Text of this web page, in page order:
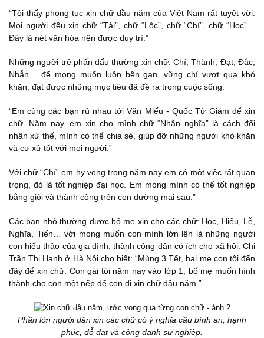
“Tôi thấy phong tục xin chữ đầu năm của Việt Nam rất tuyệt vời.
Mọi người đều xin chữ “Tài”, chữ “Lộc”, chữ “Chí”, chữ “Học”…
Đây là nét văn hóa nên được duy trì.”
Những người trẻ phấn đấu thường xin chữ: Chí, Thành, Đạt, Đắc,
Nhẫn… để mong muốn luôn bền gan, vững chí vượt qua khó
khăn, đạt được những mục tiêu đã đề ra trong cuộc sống.
“Em cùng các bạn rủ nhau tới Văn Miếu - Quốc Tử Giám để xin
chữ. Năm nay, em xin cho mình chữ “Nhân nghĩa” là cách đối
nhân xử thế, mình có thể chia sẻ, giúp đỡ những người khó khăn
và cư xử tốt với mọi người.”
Với chữ “Chí” em hy vọng trong năm nay em có một việc rất quan
trọng, đó là tốt nghiệp đại học. Em mong mình có thể tốt nghiệp
bằng giỏi và thành công trên con đường mai sau.”
Các bạn nhỏ thường được bố mẹ xin cho các chữ: Học, Hiếu, Lễ,
Nghĩa, Tiến… với mong muốn con mình lớn lên là những người
con hiếu thảo của gia đình, thành công dân có ích cho xã hội. Chị
Trần Thị Hạnh ở Hà Nội cho biết: “Mùng 3 Tết, hai mẹ con tôi đến
đây để xin chữ. Con gái tôi năm nay vào lớp 1, bố mẹ muốn hình
thành cho con một nếp để con đi xin chữ đầu năm.”
Phần lớn người dân xin các chữ có ý nghĩa cầu bình an, hạnh
phúc, đỗ đạt và công danh sự nghiệp.